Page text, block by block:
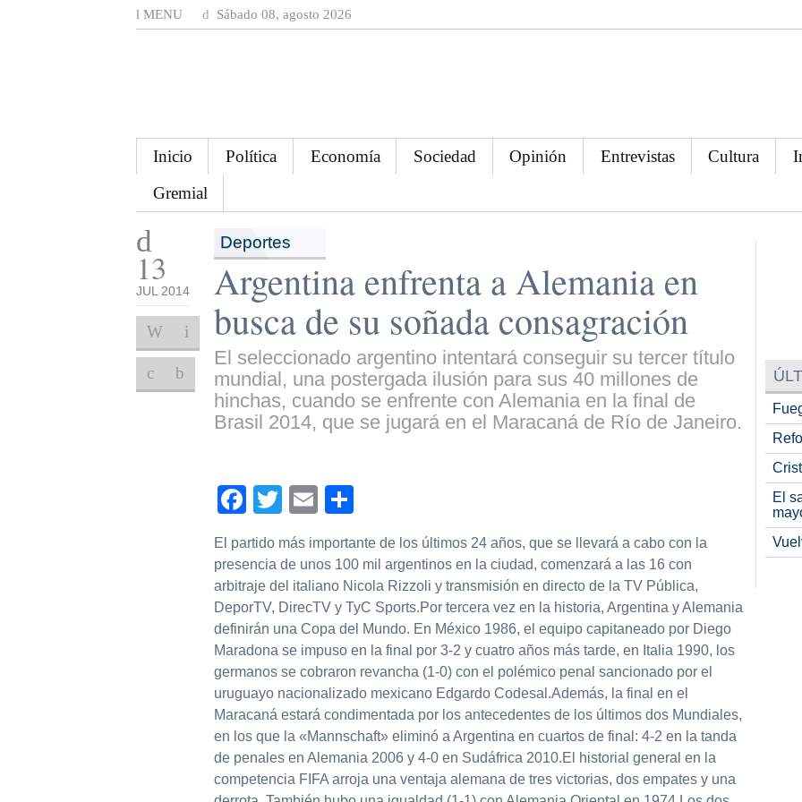
MENU Sábado 08, agosto 2026
Inicio Política Economía Sociedad Opinión Entrevistas Cultura
Gremial
13
JUL 2014
Deportes
Argentina enfrenta a Alemania en
busca de su soñada consagración
El seleccionado argentino intentará conseguir su tercer título
mundial, una postergada ilusión para sus 40 millones de
hinchas, cuando se enfrente con Alemania en la final de
Brasil 2014, que se jugará en el Maracaná de Río de Janeiro.
Facebook
TwitterEmail
El partido más importante de los últimos 24 años, que se llevará a cabo con la
presencia de unos 100 mil argentinos en la ciudad, comenzará a las 16 con
arbitraje del italiano Nicola Rizzoli y transmisión en directo de la TV Pública,
DeporTV, DirecTV y TyC Sports.Por tercera vez en la historia, Argentina y Alemania
definirán una Copa del Mundo. En México 1986, el equipo capitaneado por Diego
Maradona se impuso en la final por 3-2 y cuatro años más tarde, en Italia 1990, los
germanos se cobraron revancha (1-0) con el polémico penal sancionado por el
uruguayo nacionalizado mexicano Edgardo Codesal.Además, la final en el
Maracaná estará condimentada por los antecedentes de los últimos dos Mundiales,
en los que la «Mannschaft» eliminó a Argentina en cuartos de final: 4-2 en la tanda
de penales en Alemania 2006 y 4-0 en Sudáfrica 2010.El historial general en la
competencia FIFA arroja una ventaja alemana de tres victorias, dos empates y una
El